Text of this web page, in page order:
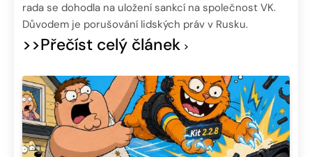
rada se dohodla na uložení sankcí na společnost VK.
Důvodem je porušování lidských práv v Rusku.
>>Přečíst celý článek